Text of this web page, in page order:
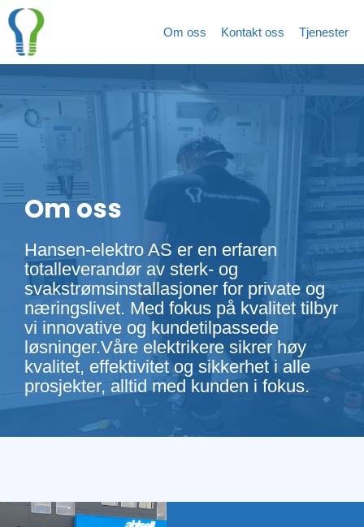
Hopp
rett
innholdet
Om oss Kontakt oss Tjenester
Om oss
Hansen-elektro AS er en erfaren
totalleverandør av sterk- og
svakstrømsinstallasjoner for private og
næringslivet. Med fokus på kvalitet tilbyr
vi innovative og kundetilpassede
løsninger.Våre elektrikere sikrer høy
kvalitet, effektivitet og sikkerhet i alle
prosjekter, alltid med kunden i fokus.